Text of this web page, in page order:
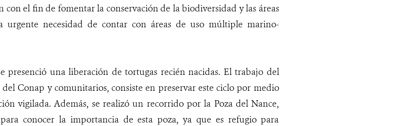
con el fin de fomentar la conservación de la biodiversidad y las áreas
urgente necesidad de contar con áreas de uso múltiple marino-
presenció una liberación de tortugas recién nacidas. El trabajo del
Conap y comunitarios, consiste en preservar este ciclo por medio
vigilada. Además, se realizó un recorrido por la Poza del Nance,
conocer la importancia de esta poza, ya que es refugio para